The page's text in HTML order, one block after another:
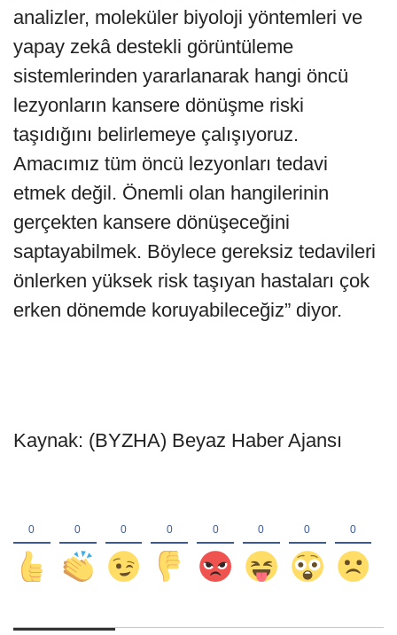
analizler, moleküler biyoloji yöntemleri ve
yapay zekâ destekli görüntüleme
sistemlerinden yararlanarak hangi öncü
lezyonların kansere dönüşme riski
taşıdığını belirlemeye çalışıyoruz.
Amacımız tüm öncü lezyonları tedavi
etmek değil. Önemli olan hangilerinin
gerçekten kansere dönüşeceğini
saptayabilmek. Böylece gereksiz tedavileri
önlerken yüksek risk taşıyan hastaları çok
erken dönemde koruyabileceğiz” diyor.
Kaynak: (BYZHA) Beyaz Haber Ajansı